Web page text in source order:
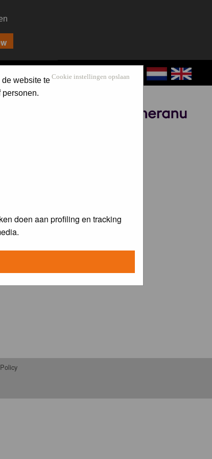
Cookie instellingen opslaan
website te
doen aan profiling en tracking